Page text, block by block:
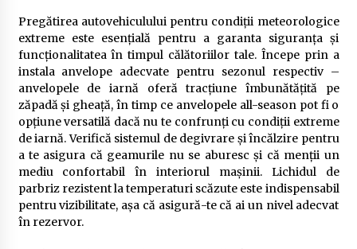
Pregătirea autovehiculului pentru condiții meteorologice
extreme este esențială pentru a garanta siguranța și
funcționalitatea în timpul călătoriilor tale. Începe prin a
instala anvelope adecvate pentru sezonul respectiv –
anvelopele de iarnă oferă tracțiune îmbunătățită pe
zăpadă și gheață, în timp ce anvelopele all-season pot fi o
opțiune versatilă dacă nu te confrunți cu condiții extreme
de iarnă. Verifică sistemul de degivrare și încălzire pentru
a te asigura că geamurile nu se aburesc și că menții un
mediu confortabil în interiorul mașinii. Lichidul de
parbriz rezistent la temperaturi scăzute este indispensabil
pentru vizibilitate, așa că asigură-te că ai un nivel adecvat
în rezervor.